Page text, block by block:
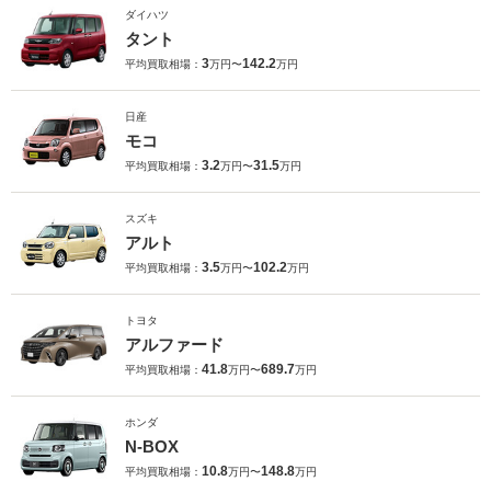
ダイハツ
タント
平均買取相場： 3万円〜142.2万円
日産
モコ
平均買取相場： 3.2万円〜31.5万円
スズキ
アルト
平均買取相場： 3.5万円〜102.2万円
トヨタ
アルファード
平均買取相場： 41.8万円〜689.7万円
ホンダ
N-BOX
平均買取相場： 10.8万円〜148.8万円